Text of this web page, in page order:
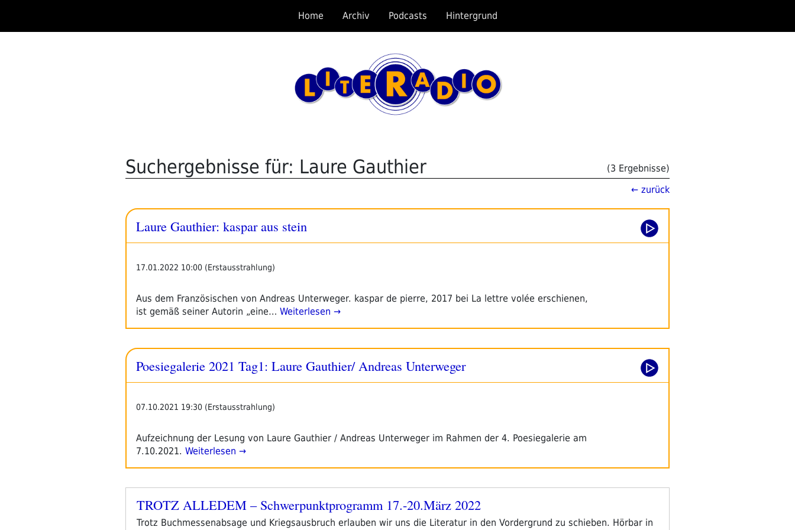
springen
Home Archiv Podcasts Hintergrund
Suchergebnisse für: Laure Gauthier
(3 Ergebnisse)
← zurück
Laure Gauthier: kaspar aus stein
17.01.2022 10:00 (Erstausstrahlung)
Aus dem Französischen von Andreas Unterweger. kaspar de pierre, 2017 bei La lettre volée erschienen,
ist gemäß seiner Autorin „eine… Weiterlesen →
Poesiegalerie 2021 Tag1: Laure Gauthier/ Andreas Unterweger
07.10.2021 19:30 (Erstausstrahlung)
Aufzeichnung der Lesung von Laure Gauthier / Andreas Unterweger im Rahmen der 4. Poesiegalerie am
7.10.2021. Weiterlesen →
Veröffentlicht
TROTZ ALLEDEM – Schwerpunktprogramm 17.-20.März 2022
Trotz Buchmessenabsage und Kriegsausbruch erlauben wir uns die Literatur in den Vordergrund zu schieben. Hörbar in